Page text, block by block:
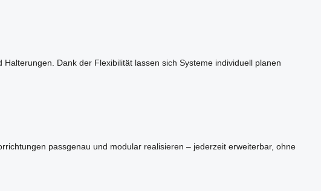
Dank der Flexibilität lassen sich Systeme individuell planen
passgenau und modular realisieren – jederzeit erweiterbar, ohne